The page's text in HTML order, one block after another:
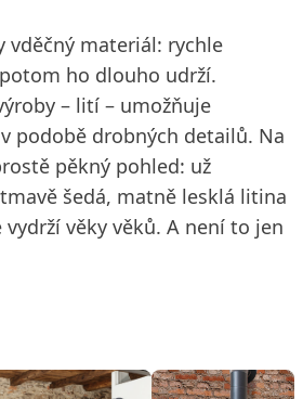
vděčný materiál: rychle
ho dlouho udrží.
– lití – umožňuje
podobě drobných detailů. Na
pěkný pohled: už
šedá, matně lesklá litina
věky věků. A není to jen